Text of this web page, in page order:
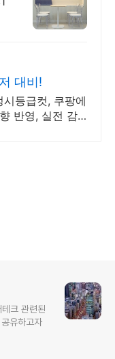
대비!
등급컷, 쿠팡에
반영, 실전 감
크 관련된
유하고자